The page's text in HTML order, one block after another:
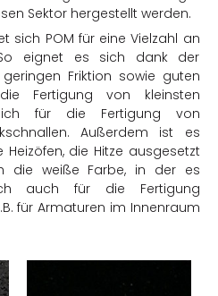
Sektor hergestellt werden.
sich POM für eine Vielzahl an
So eignet es sich dank der
Friktion sowie guten
Fertigung von kleinsten
für die Fertigung von
Außerdem ist es
Heizöfen, die Hitze ausgesetzt
die weiße Farbe, in der es
auch für die Fertigung
für Armaturen im Innenraum